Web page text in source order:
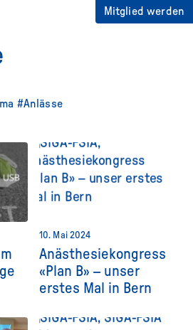
Mitglied werden
#Anlässe
10. Mai 2024
Anästhesiekongress
«Plan B» – unser
erstes Mal in Bern